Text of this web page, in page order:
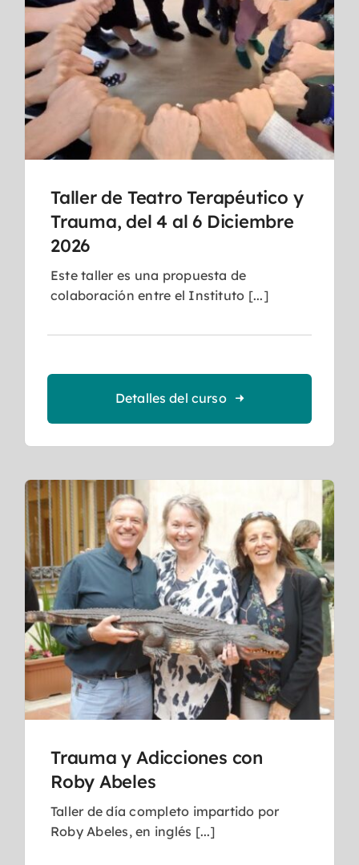
Taller de Teatro Terapéutico y
Trauma, del 4 al 6 Diciembre
2026
Este taller es una propuesta de
colaboración entre el Instituto [...]
Detalles del curso
Trauma y Adicciones con
Roby Abeles
Taller de día completo impartido por
Roby Abeles, en inglés [...]